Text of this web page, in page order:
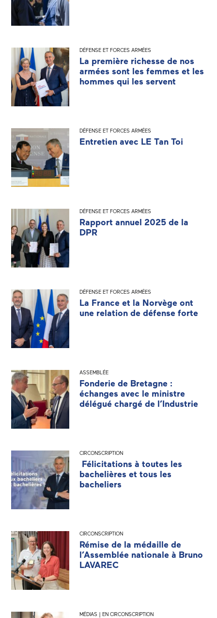
DÉFENSE ET FORCES ARMÉES
La première richesse de nos
armées sont les femmes et les
hommes qui les servent
DÉFENSE ET FORCES ARMÉES
Entretien avec LE Tan Toi
DÉFENSE ET FORCES ARMÉES
Rapport annuel 2025 de la
DPR
DÉFENSE ET FORCES ARMÉES
La France et la Norvège ont
une relation de défense forte
ASSEMBLÉE
Fonderie de Bretagne :
échanges avec le ministre
délégué chargé de l’Industrie
CIRCONSCRIPTION
Félicitations à toutes les
bachelières et tous les
bacheliers
CIRCONSCRIPTION
Rémise de la médaille de
l’Assemblée nationale à Bruno
LAVAREC
MÉDIAS | EN CIRCONSCRIPTION